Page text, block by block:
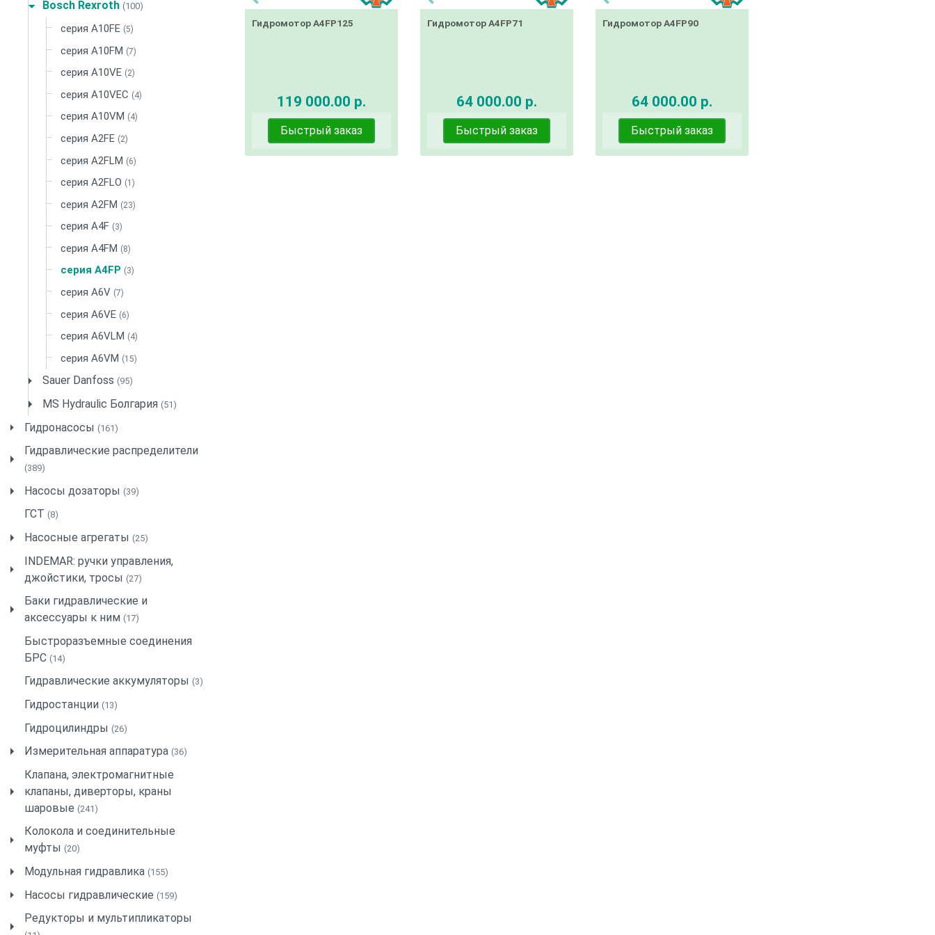
Bosch Rexroth (100)
серия A10FE (5)
серия A10FM (7)
серия A10VE (2)
серия A10VEC (4)
серия A10VM (4)
серия A2FE (2)
серия A2FLM (6)
серия A2FLO (1)
серия A2FM (23)
серия A4F (3)
серия A4FM (8)
серия A4FP (3)
серия A6V (7)
серия A6VE (6)
серия A6VLM (4)
серия A6VM (15)
Sauer Danfoss (95)
MS Hydraulic Болгария (51)
Гидронасосы (161)
Гидравлические распределители
(389)
Насосы дозаторы (39)
ГСТ (8)
Насосные агрегаты (25)
INDEMAR: ручки управления,
джойстики, тросы (27)
Баки гидравлические и
аксессуары к ним (17)
Быстроразъемные соединения
БРС (14)
Гидравлические аккумуляторы (3)
Гидростанции (13)
Гидроцилиндры (26)
Измерительная аппаратура (36)
Клапана, электромагнитные
клапаны, диверторы, краны
шаровые (241)
Колокола и соединительные
муфты (20)
Модульная гидравлика (155)
Насосы гидравлические (159)
Редукторы и мультипликаторы
Гидромотор A4FP125
119 000.00 р.
Быстрый заказ
Гидромотор A4FP71
64 000.00 р.
Быстрый заказ
Гидромотор A4FP90
64 000.00 р.
Быстрый заказ